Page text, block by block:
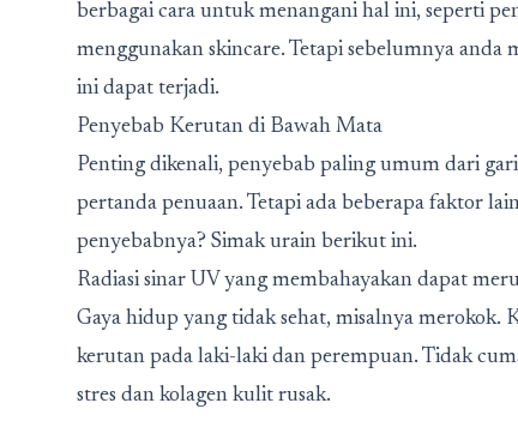
berbagai cara untuk menangani hal ini, seperti
menggunakan skincare. Tetapi sebelumnya
ini dapat terjadi.
Penyebab Kerutan di Bawah Mata
Penting dikenali, penyebab paling umum dari
pertanda penuaan. Tetapi ada beberapa faktor
penyebabnya? Simak urain berikut ini.
Radiasi sinar UV yang membahayakan dapat
Gaya hidup yang tidak sehat, misalnya
kerutan pada laki-laki dan perempuan. Tidak
stres dan kolagen kulit rusak.